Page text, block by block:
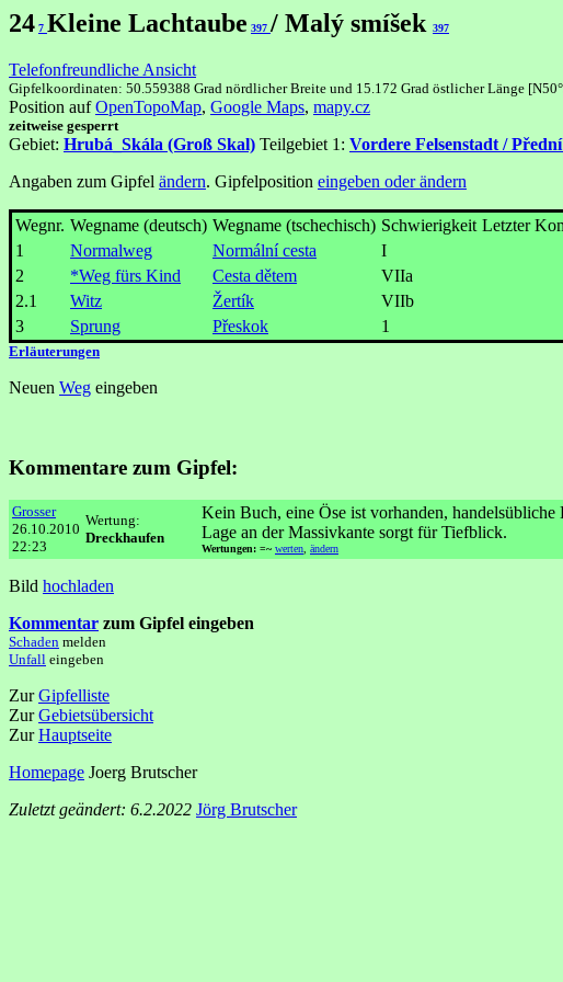
24 7 Kleine Lachtaube 397 / Malý smíšek 397
Telefonfreundliche Ansicht
Gipfelkoordinaten: 50.559388 Grad nördlicher Breite und 15.172 Grad östlicher Länge
Position aufOpenTopoMap, Google Maps, mapy.cz
zeitweise gesperrt
Gebiet: Hrubá_Skála (Groß Skal) Teilgebiet 1: Vordere Felsenstadt /
Angaben zum Gipfel ändern. Gipfelposition eingeben oder ändern
Wegnr. Wegname (deutsch) Wegname (tschechisch) Schwierigkeit Letzter
1
Normalweg Normální cesta
I
2
*Weg fürs Kind Cesta dětem
VIIa
2.1
Witz Žertík
VIIb
3
Sprung Přeskok 1
Erläuterungen
Neuen Weg eingeben
Kommentare zum Gipfel:
Grosser
26.10.2010
22:23
Wertung:
Dreckhaufen
Kein Buch, eine Öse ist vorhanden,
Lage an der Massivkante sorgt für Tiefblick.
Wertungen: =~ werten, ändern
Bild hochladen
Kommentar zum Gipfel eingeben
Schaden melden
Unfall eingeben
ZurGipfelliste
ZurGebietsübersicht
ZurHauptseite
Homepage Joerg Brutscher
Zuletzt geändert: 6.2.2022 Jörg Brutscher